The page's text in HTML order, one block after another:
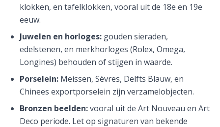
klokken, en tafelklokken, vooral uit de 18e en 19e
eeuw.
Juwelen en horloges: gouden sieraden,
edelstenen, en merkhorloges (Rolex, Omega,
Longines) behouden of stijgen in waarde.
Porselein: Meissen, Sèvres, Delfts Blauw, en
Chinees exportporselein zijn verzamelobjecten.
Bronzen beelden:vooral uit de Art Nouveau en Art
Deco periode. Let op signaturen van bekende